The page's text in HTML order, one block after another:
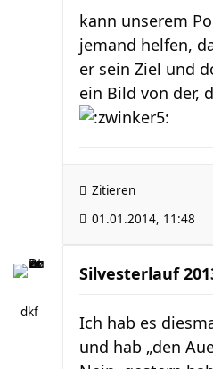
kann unserem
jemand helfen,
er sein Ziel und
ein Bild von der,
Zitieren
01.01.2014, 11:48
dkf
Silvesterlauf
Ich hab es
und hab „den